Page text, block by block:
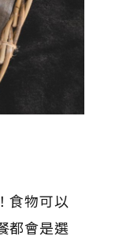
食物可以
都會是選